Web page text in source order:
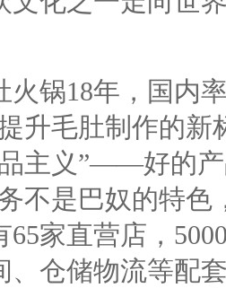
火锅18年，国内
升毛肚制作的新
主义”——好的
不是巴奴的特色
65家直营店，
、仓储物流等配